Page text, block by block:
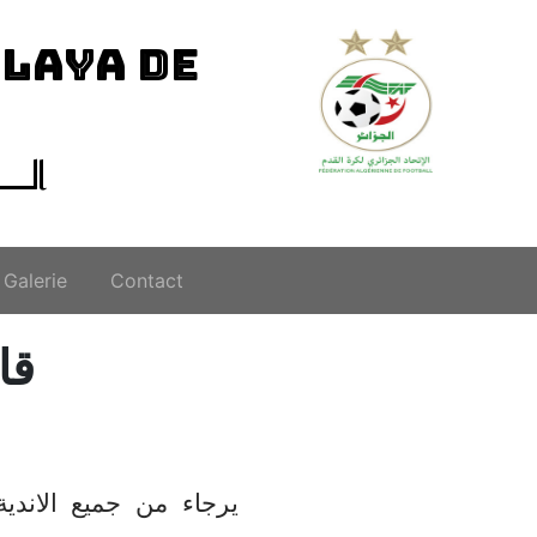
DE
Galerie Contact
يرجاء من جميع